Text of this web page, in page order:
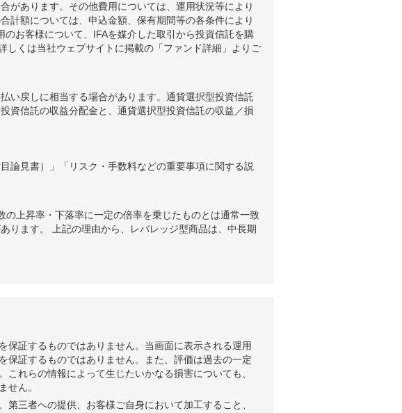
があります。その他費用については、運用状況等により
計額については、申込金額、保有期間等の各条件により
お客様について、IFAを媒介した取引から投資信託を購
しくは当社ウェブサイトに掲載の「ファンド詳細」よりご
い戻しに相当する場合があります。通貨選択型投資信託
資信託の収益分配金と、通貨選択型投資信託の収益／損
論見書）」「リスク・手数料などの重要事項に関する説
上昇率・下落率に一定の倍率を乗じたものとは通常一致
ります。 上記の理由から、レバレッジ型商品は、中長期
証するものではありません。当画面に表示される運用
保証するものではありません。また、評価は過去の一定
れらの情報によって生じたいかなる損害についても、
せん。
三者への提供、お客様ご自身において加工すること、